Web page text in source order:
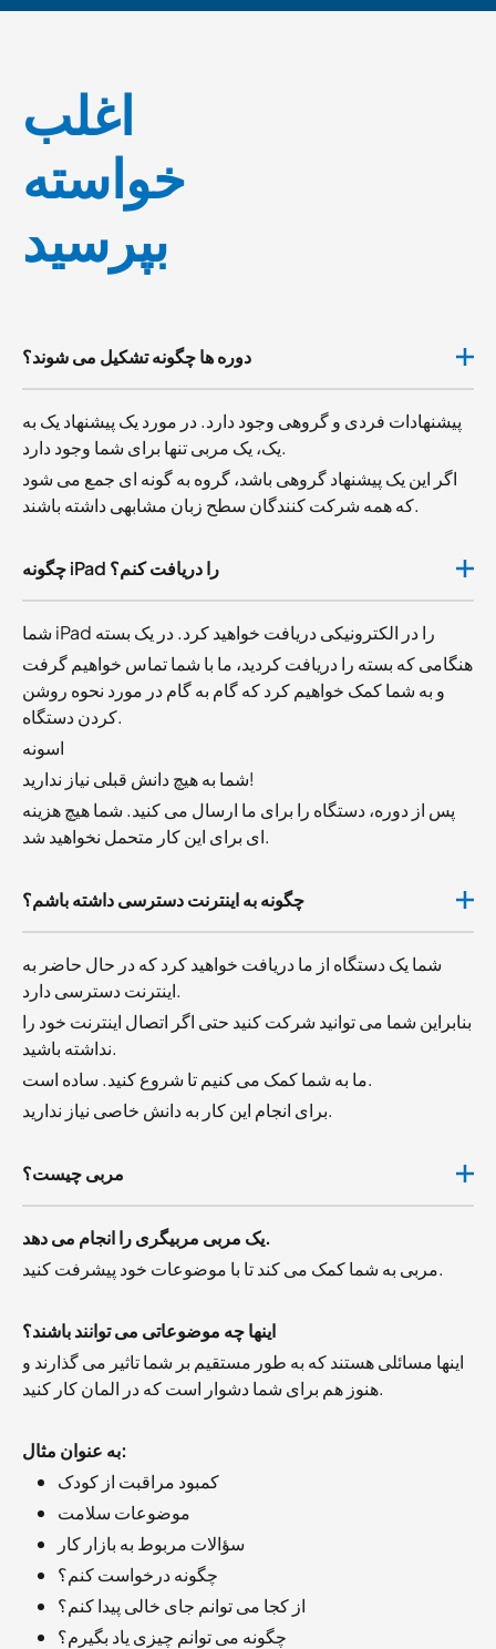
اغلب
خواسته
بپرسید
دوره ها چگونه تشکیل می شوند؟
پیشنهادات فردی و گروهی وجود دارد. در مورد یک پیشنهاد یک به
یک، یک مربی تنها برای شما وجود دارد.
اگر این یک پیشنهاد گروهی باشد، گروه به گونه ای جمع می شود
که همه شرکت کنندگان سطح زبان مشابهی داشته باشند.
چگونه iPad را دریافت کنم؟
شما iPad را در الکترونیکی دریافت خواهید کرد. در یک بسته
هنگامی که بسته را دریافت کردید، ما با شما تماس خواهیم گرفت
و به شما کمک خواهیم کرد که گام به گام در مورد نحوه روشن
کردن دستگاه.
اسونه
شما به هیچ دانش قبلی نیاز ندارید!
پس از دوره، دستگاه را برای ما ارسال می کنید. شما هیچ هزینه
ای برای این کار متحمل نخواهید شد.
چگونه به اینترنت دسترسی داشته باشم؟
شما یک دستگاه از ما دریافت خواهید کرد که در حال حاضر به
اینترنت دسترسی دارد.
بنابراین شما می توانید شرکت کنید حتی اگر اتصال اینترنت خود را
نداشته باشید.
ما به شما کمک می کنیم تا شروع کنید. ساده است.
برای انجام این کار به دانش خاصی نیاز ندارید.
مربی چیست؟
یک مربی مربیگری را انجام می دهد.
مربی به شما کمک می کند تا با موضوعات خود پیشرفت کنید.
اینها چه موضوعاتی می توانند باشند؟
اینها مسائلی هستند که به طور مستقیم بر شما تاثیر می گذارند و
هنوز هم برای شما دشوار است که در المان کار کنید.
به عنوان مثال:
کمبود مراقبت از کودک
موضوعات سلامت
سؤالات مربوط به بازار کار
چگونه درخواست کنم؟
از کجا می توانم جای خالی پیدا کنم؟
چگونه می توانم چیزی یاد بگیرم؟